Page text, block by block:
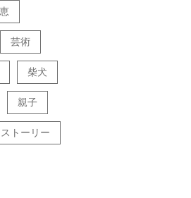
芸術
柴犬
親子
トーリー